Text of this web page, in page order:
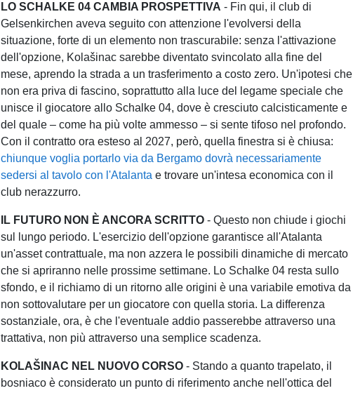
LO SCHALKE 04 CAMBIA PROSPETTIVA - Fin qui, il club di
Gelsenkirchen aveva seguito con attenzione l'evolversi della
situazione, forte di un elemento non trascurabile: senza l'attivazione
dell'opzione, Kolašinac sarebbe diventato svincolato alla fine del
mese, aprendo la strada a un trasferimento a costo zero. Un'ipotesi che
non era priva di fascino, soprattutto alla luce del legame speciale che
unisce il giocatore allo Schalke 04, dove è cresciuto calcisticamente e
del quale – come ha più volte ammesso – si sente tifoso nel profondo.
Con il contratto ora esteso al 2027, però, quella finestra si è chiusa:
chiunque voglia portarlo via da Bergamo dovrà necessariamente
sedersi al tavolo con l'Atalanta e trovare un'intesa economica con il
club nerazzurro.
IL FUTURO NON È ANCORA SCRITTO - Questo non chiude i giochi
sul lungo periodo. L'esercizio dell'opzione garantisce all'Atalanta
un'asset contrattuale, ma non azzera le possibili dinamiche di mercato
che si apriranno nelle prossime settimane. Lo Schalke 04 resta sullo
sfondo, e il richiamo di un ritorno alle origini è una variabile emotiva da
non sottovalutare per un giocatore con quella storia. La differenza
sostanziale, ora, è che l'eventuale addio passerebbe attraverso una
trattativa, non più attraverso una semplice scadenza.
KOLAŠINAC NEL NUOVO CORSO - Stando a quanto trapelato, il
bosniaco è considerato un punto di riferimento anche nell'ottica del